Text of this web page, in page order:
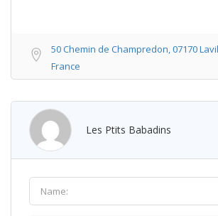
50 Chemin de Champredon, 07170
France
Les Ptits Babadins